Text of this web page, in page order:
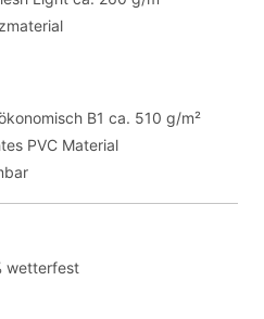
B1 ca. 510 g/m²
PVC Material
wetterfest